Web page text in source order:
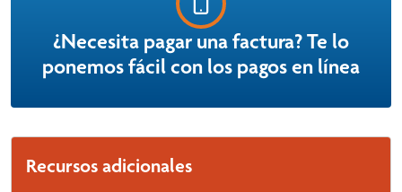
¿Necesita pagar una factura? Te lo
ponemos fácil con los pagos en línea
Recursos adicionales